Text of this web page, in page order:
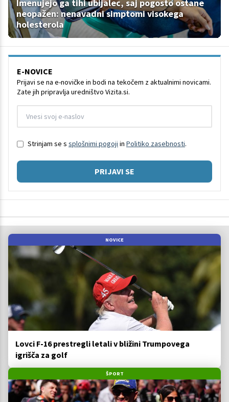
Imenujejo ga tihi ubijalec, saj pogosto ostane
neopažen: nenavadni simptomi visokega
holesterola
E-NOVICE
Prijavi se na e-novičke in bodi na tekočem z aktualnimi novicami.
Zate jih pripravlja uredništvo Vizita.si.
Strinjam se s splošnimi pogoji in Politiko zasebnosti.
PRIJAVI SE
NOVICE
Lovci F-16 prestregli letali v bližini Trumpovega
igrišča za golf
ŠPORT